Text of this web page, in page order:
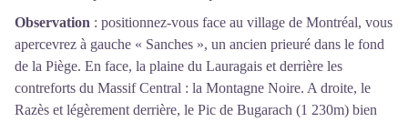
Observation : positionnez-vous face au village de Montréal, vous
apercevrez à gauche « Sanches », un ancien prieuré dans le fond
de la Piège. En face, la plaine du Lauragais et derrière les
contreforts du Massif Central : la Montagne Noire. A droite, le
Razès et légèrement derrière, le Pic de Bugarach (1 230m) bien